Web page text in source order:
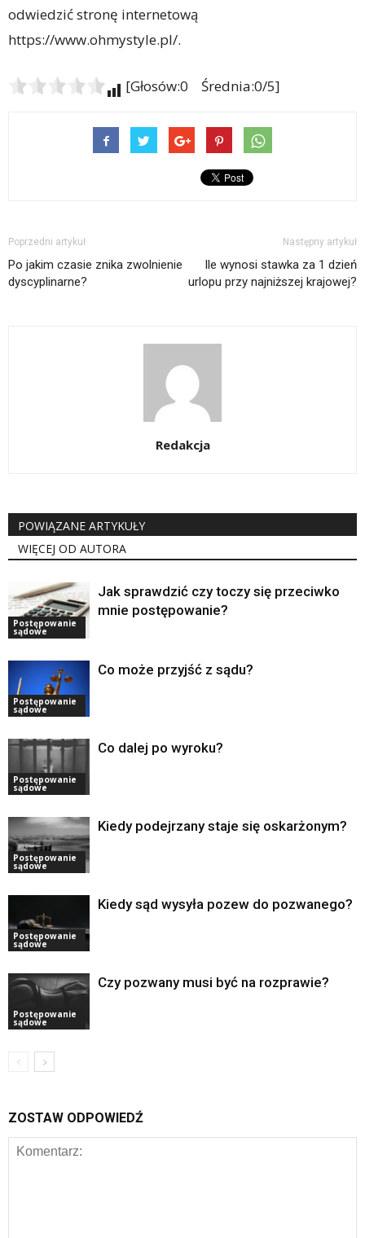
odwiedzić stronę internetową
https://www.ohmystyle.pl/.
[Głosów:0 Średnia:0/5]
Poprzedni artykuł
Po jakim czasie znika zwolnienie
dyscyplinarne?
Następny artykuł
Ile wynosi stawka za 1 dzień
urlopu przy najniższej krajowej?
Redakcja
POWIĄZANE ARTYKUŁY
WIĘCEJ OD AUTORA
Postępowanie
sądowe
Jak sprawdzić czy toczy się przeciwko
mnie postępowanie?
Postępowanie
sądowe
Co może przyjść z sądu?
Postępowanie
sądowe
Co dalej po wyroku?
Postępowanie
sądowe
Kiedy podejrzany staje się oskarżonym?
Postępowanie
sądowe
Kiedy sąd wysyła pozew do pozwanego?
Postępowanie
sądowe
Czy pozwany musi być na rozprawie?
ZOSTAW ODPOWIEDŹ